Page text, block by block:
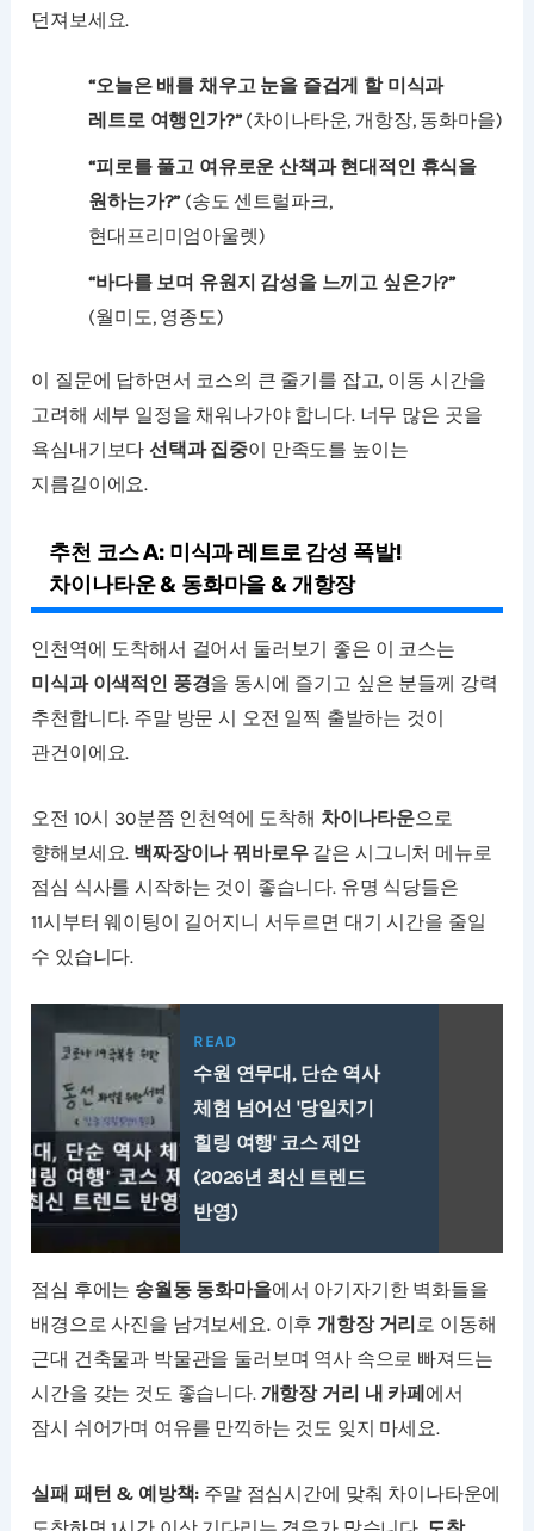
던져보세요.
“오늘은 배를 채우고 눈을 즐겁게 할 미식과
레트로 여행인가?”(차이나타운, 개항장, 동화마을)
“피로를 풀고 여유로운 산책과 현대적인 휴식을
원하는가?” (송도 센트럴파크,
현대프리미엄아울렛)
“바다를 보며 유원지 감성을 느끼고 싶은가?”
(월미도, 영종도)
이 질문에 답하면서 코스의 큰 줄기를 잡고, 이동 시간을
고려해 세부 일정을 채워나가야 합니다. 너무 많은 곳을
욕심내기보다선택과 집중이 만족도를 높이는
지름길이에요.
추천 코스 A: 미식과 레트로 감성 폭발!
차이나타운 & 동화마을 & 개항장
인천역에 도착해서 걸어서 둘러보기 좋은 이 코스는
미식과 이색적인 풍경을 동시에 즐기고 싶은 분들께 강력
추천합니다. 주말 방문 시 오전 일찍 출발하는 것이
관건이에요.
오전 10시 30분쯤 인천역에 도착해 차이나타운으로
향해보세요. 백짜장이나 꿔바로우같은 시그니처 메뉴로
점심 식사를 시작하는 것이 좋습니다. 유명 식당들은
11시부터 웨이팅이 길어지니 서두르면 대기 시간을 줄일
수 있습니다.
READ
수원 연무대, 단순 역사
체험 넘어선 '당일치기
힐링 여행' 코스 제안
(2026년 최신 트렌드
반영)
점심 후에는 송월동 동화마을에서 아기자기한 벽화들을
배경으로 사진을 남겨보세요. 이후개항장 거리 로 이동해
근대 건축물과 박물관을 둘러보며 역사 속으로 빠져드는
시간을 갖는 것도 좋습니다. 개항장 거리 내 카페 에서
잠시 쉬어가며 여유를 만끽하는 것도 잊지 마세요.
실패 패턴 & 예방책: 주말 점심시간에 맞춰 차이나타운에